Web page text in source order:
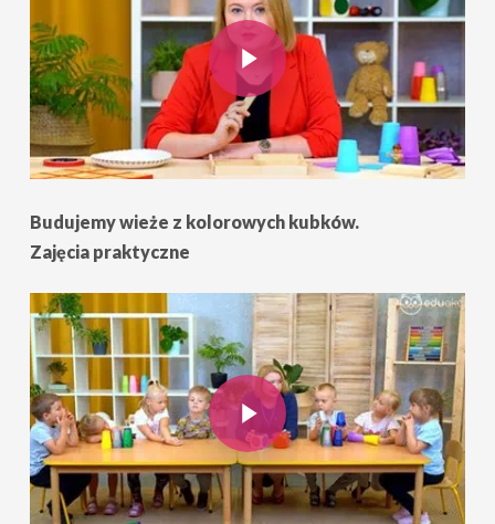
Play Video
Budujemy wieże z kolorowych kubków.
Zajęcia praktyczne
Play Video
Play Video